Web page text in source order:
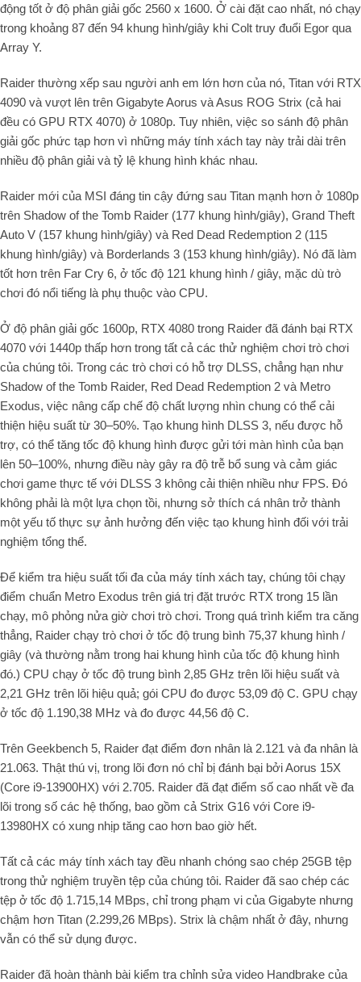
động tốt ở độ phân giải gốc 2560 x 1600. Ở cài đặt cao nhất, nó chạy
trong khoảng 87 đến 94 khung hình/giây khi Colt truy đuổi Egor qua
Array Y.
Raider thường xếp sau người anh em lớn hơn của nó, Titan với RTX
4090 và vượt lên trên Gigabyte Aorus và Asus ROG Strix (cả hai
đều có GPU RTX 4070) ở 1080p. Tuy nhiên, việc so sánh độ phân
giải gốc phức tạp hơn vì những máy tính xách tay này trải dài trên
nhiều độ phân giải và tỷ lệ khung hình khác nhau.
Raider mới của MSI đáng tin cậy đứng sau Titan mạnh hơn ở 1080p
trên Shadow of the Tomb Raider (177 khung hình/giây), Grand Theft
Auto V (157 khung hình/giây) và Red Dead Redemption 2 (115
khung hình/giây) và Borderlands 3 (153 khung hình/giây). Nó đã làm
tốt hơn trên Far Cry 6, ở tốc độ 121 khung hình / giây, mặc dù trò
chơi đó nổi tiếng là phụ thuộc vào CPU.
Ở độ phân giải gốc 1600p, RTX 4080 trong Raider đã đánh bại RTX
4070 với 1440p thấp hơn trong tất cả các thử nghiệm chơi trò chơi
của chúng tôi. Trong các trò chơi có hỗ trợ DLSS, chẳng hạn như
Shadow of the Tomb Raider, Red Dead Redemption 2 và Metro
Exodus, việc nâng cấp chế độ chất lượng nhìn chung có thể cải
thiện hiệu suất từ 30–50%. Tạo khung hình DLSS 3, nếu được hỗ
trợ, có thể tăng tốc độ khung hình được gửi tới màn hình của bạn
lên 50–100%, nhưng điều này gây ra độ trễ bổ sung và cảm giác
chơi game thực tế với DLSS 3 không cải thiện nhiều như FPS. Đó
không phải là một lựa chọn tồi, nhưng sở thích cá nhân trở thành
một yếu tố thực sự ảnh hưởng đến việc tạo khung hình đối với trải
nghiệm tổng thể.
Để kiểm tra hiệu suất tối đa của máy tính xách tay, chúng tôi chạy
điểm chuẩn Metro Exodus trên giá trị đặt trước RTX trong 15 lần
chạy, mô phỏng nửa giờ chơi trò chơi. Trong quá trình kiểm tra căng
thẳng, Raider chạy trò chơi ở tốc độ trung bình 75,37 khung hình /
giây (và thường nằm trong hai khung hình của tốc độ khung hình
đó.) CPU chạy ở tốc độ trung bình 2,85 GHz trên lõi hiệu suất và
2,21 GHz trên lõi hiệu quả; gói CPU đo được 53,09 độ C. GPU chạy
ở tốc độ 1.190,38 MHz và đo được 44,56 độ C.
Trên Geekbench 5, Raider đạt điểm đơn nhân là 2.121 và đa nhân là
21.063. Thật thú vị, trong lõi đơn nó chỉ bị đánh bại bởi Aorus 15X
(Core i9-13900HX) với 2.705. Raider đã đạt điểm số cao nhất về đa
lõi trong số các hệ thống, bao gồm cả Strix G16 với Core i9-
13980HX có xung nhịp tăng cao hơn bao giờ hết.
Tất cả các máy tính xách tay đều nhanh chóng sao chép 25GB tệp
trong thử nghiệm truyền tệp của chúng tôi. Raider đã sao chép các
tệp ở tốc độ 1.715,14 MBps, chỉ trong phạm vi của Gigabyte nhưng
chậm hơn Titan (2.299,26 MBps). Strix là chậm nhất ở đây, nhưng
vẫn có thể sử dụng được.
Raider đã hoàn thành bài kiểm tra chỉnh sửa video Handbrake của